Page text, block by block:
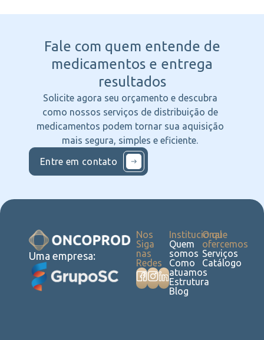
Fale com quem entende de
medicamentos e entrega
resultados
Solicite agora seu orçamento e descubra
como nossos serviços de distribuição de
medicamentos podem tornar sua aquisição
mais segura, simples e eficiente.
Entre em contato
Uma empresa:
Institucional
Quem
somos
Como
atuamos
Estrutura
Blog
O que
ofercemos
Serviços
Catálogo
Nos
Siga
nas
Redes